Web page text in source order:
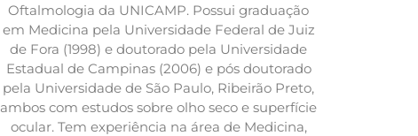
Oftalmologia da UNICAMP. Possui graduação
em Medicina pela Universidade Federal de Juiz
de Fora (1998) e doutorado pela Universidade
Estadual de Campinas (2006) e pós doutorado
pela Universidade de São Paulo, Ribeirão Preto,
ambos com estudos sobre olho seco e superfície
ocular. Tem experiência na área de Medicina,